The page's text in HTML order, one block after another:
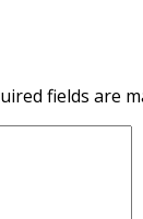
fields are